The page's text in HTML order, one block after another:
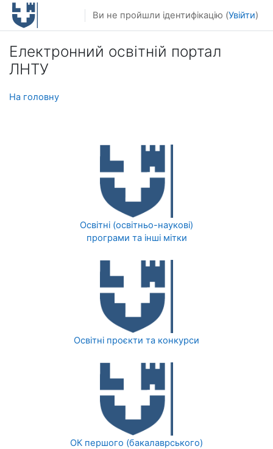
Перейти до головного вмісту
Ви не пройшли ідентифікацію (Увійти)
Електронний освітній портал
ЛНТУ
На головну
Освітні (освітньо-наукові)
програми та інші мітки
Освітні проєкти та конкурси
ОК першого (бакалаврського)